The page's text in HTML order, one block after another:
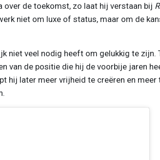
over de toekomst, zo laat hij verstaan bij
niet om luxe of status, maar om de
niet veel nodig heeft om gelukkig te zijn.
van de positie die hij de voorbije jaren
hij later meer vrijheid te creëren en